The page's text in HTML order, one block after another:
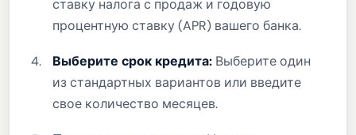
ставку налога с продаж и годовую
процентную ставку (APR) вашего банка.
Выберите срок кредита: Выберите один
из стандартных вариантов или введите
свое количество месяцев.